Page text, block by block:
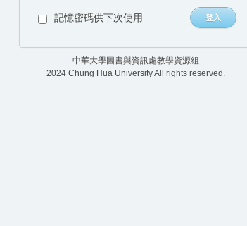
記憶密碼供下次使用
中華大學圖書與資訊處教學資源組
2024 Chung Hua University All rights reserved.